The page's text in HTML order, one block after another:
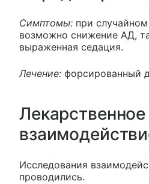
Симптомы: при
возможно снижение АД,
выраженная седация.
Лечение: форсированный
Лекарственное
Исследования
проводились.